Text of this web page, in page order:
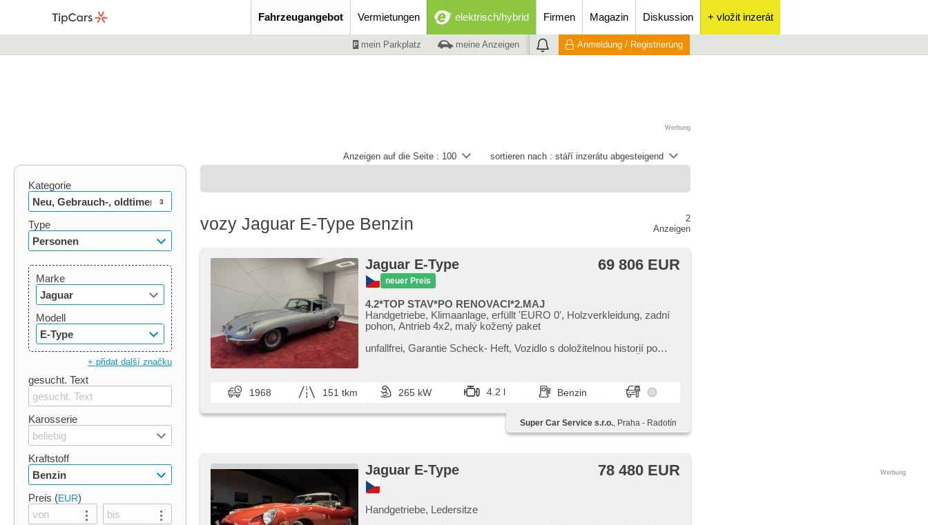
Fahrzeugangebot Vermietungen elektrisch/hybrid Firmen Magazin Diskussion + vložit inzerát
mein Parkplatz meine Anzeigen Anmeldung / Registrierung
Werbung
sortieren nach : stáří inzerátu abgesteigend
Anzeigen auf die Seite : 100
Kategorie
Neu, Gebrauch-, oldtimer
3
Type
Personen
Marke
Jaguar
Modell
E-Type
+ přidat další značku
gesucht. Text
Karosserie
beliebig
Kraftstoff
Benzin
Preis (EUR)
vozy Jaguar E-Type Benzin
2
Anzeigen
Jaguar E-Type
neuer Preis
69 806 EUR
4.2*TOP STAV*PO RENOVACI*2.MAJ
Handgetriebe, Klimaanlage, erfüllt 'EURO 0', Holzverkleidung, zadní
pohon, Antrieb 4x2, malý kožený paket
unfallfrei,​ Garantie Scheck​- Heft,​ Vozidlo s doložitelnou historií po
1968 151 tkm 265 kW 4.2 l Benzin
Super Car Service s.r.o., Praha - Radotín
Jaguar E-Type 78 480 EUR
Handgetriebe, Ledersitze
Werbung